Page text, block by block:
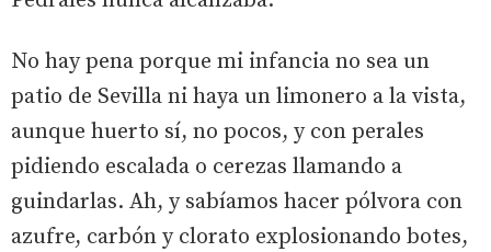
No hay pena porque mi infancia no sea un
patio de Sevilla ni haya un limonero a la vista,
aunque huerto sí, no pocos, y con perales
pidiendo escalada o cerezas llamando a
guindarlas. Ah, y sabíamos hacer pólvora con
azufre, carbón y clorato explosionando botes,